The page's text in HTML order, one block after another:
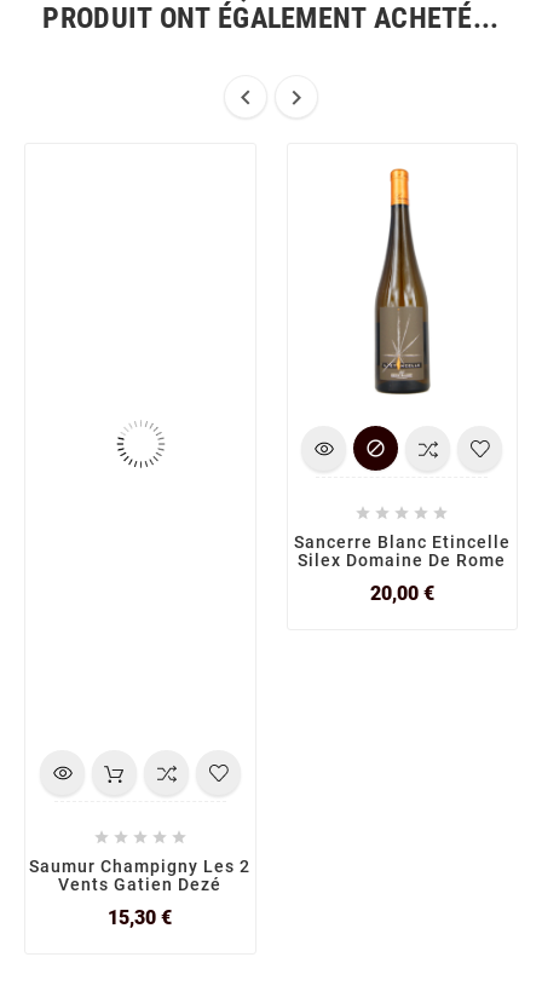
PRODUIT ONT ÉGALEMENT ACHETÉ...
 
    
Saumur Champigny Les 2
Vents Gatien Dezé
15,30 €Prix

    
Sancerre Blanc Etincelle
Silex Domaine De Rome
20,00 €Prix